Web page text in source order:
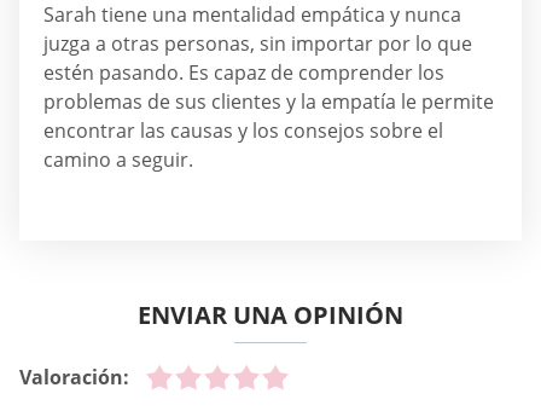
Sarah tiene una mentalidad empática y nunca
juzga a otras personas, sin importar por lo que
estén pasando. Es capaz de comprender los
problemas de sus clientes y la empatía le permite
encontrar las causas y los consejos sobre el
camino a seguir.
ENVIAR UNA OPINIÓN
Valoración: